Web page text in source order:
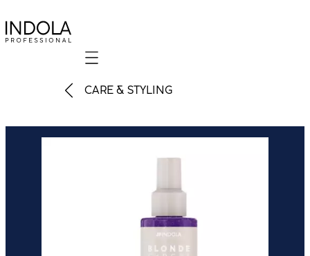
Mobile navigation
CARE & STYLING